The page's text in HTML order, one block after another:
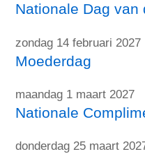
Nationale Dag van
zondag 14 februari 2027
Moederdag
maandag 1 maart 2027
Nationale
donderdag 25 maart